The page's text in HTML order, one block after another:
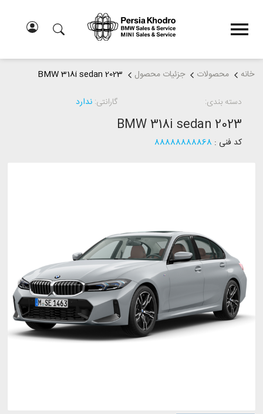
خانه محصولات جزئیات محصول
BMW 318i sedan 2023
دسته بندی:
گارانتی: ندارد
BMW 318i sedan 2023
کد فنی : 88888888868